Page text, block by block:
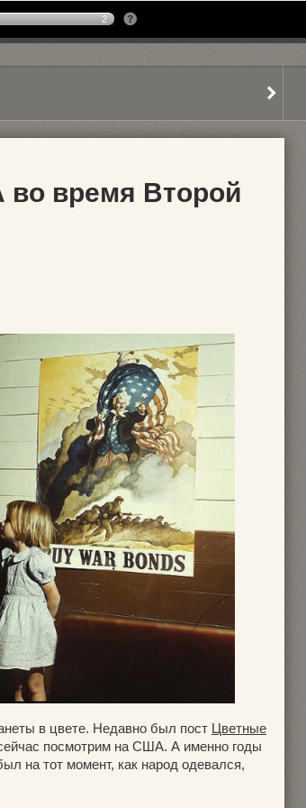
2
время Второй
в цвете. Недавно был пост Цветные
посмотрим на США. А именно годы
на тот момент, как народ одевался,